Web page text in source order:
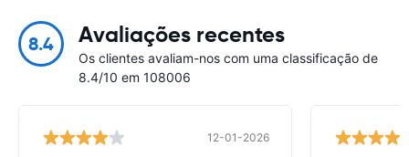
8.4 Avaliações recentes
Os clientes avaliam-nos com uma classificação de
8.4/10 em 108006
12-01-2026